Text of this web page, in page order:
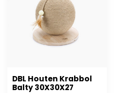
DBL Houten Krabbol
Balty 30X30X27